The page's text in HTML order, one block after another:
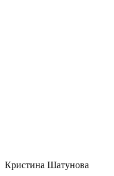
Кристина Шатунова